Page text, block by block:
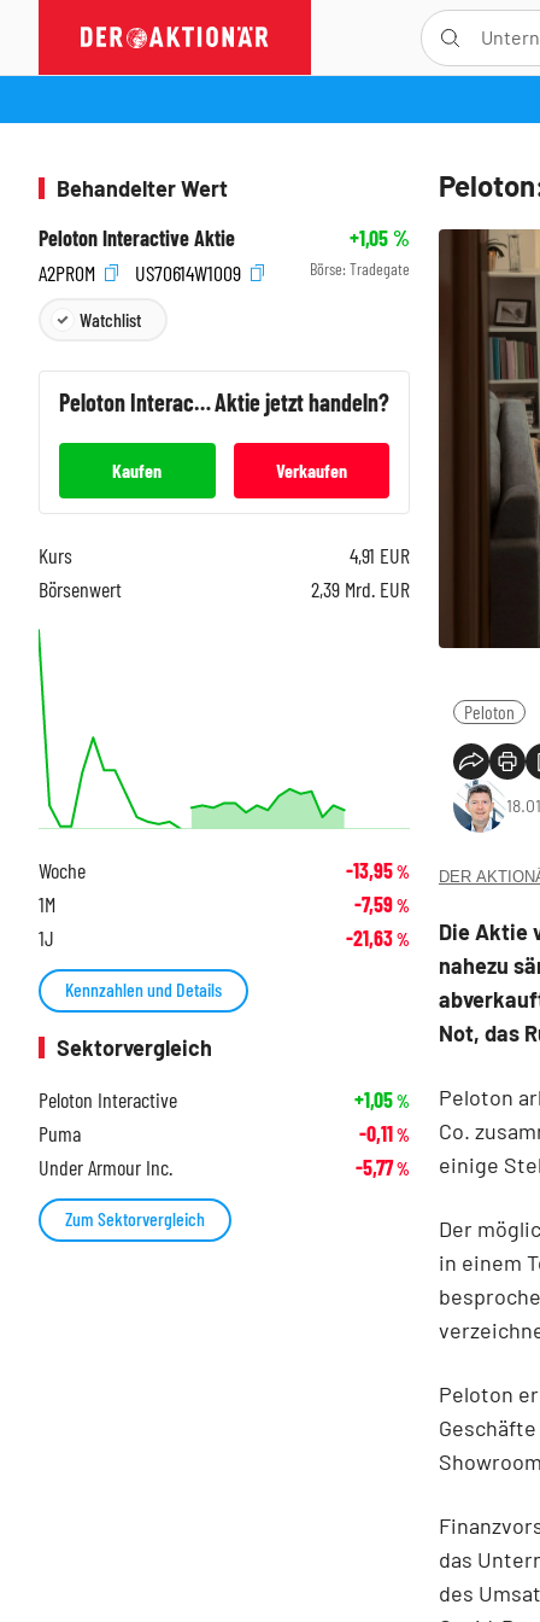
Peloton
DER
Die Aktie
nahezu
Not, das
Peloton
Co.
einige
Der
in einem
Peloton
das
des
Behandelter Wert
Peloton Interactive Aktie
+1,05%
A2PR0M
US70614W1009 Börse: Tradegate
Watchlist
Peloton InteractiveAktie jetzt handeln?
Kaufen Verkaufen
Kurs 4,91 EUR
Börsenwert
2,39 Mrd. EUR
Woche -13,95%
1M -7,59%
1J -21,63%
Kennzahlen und Details
Sektorvergleich
Peloton Interactive
+1,05%
Puma -0,11%
Under Armour Inc. -5,77%
Zum Sektorvergleich